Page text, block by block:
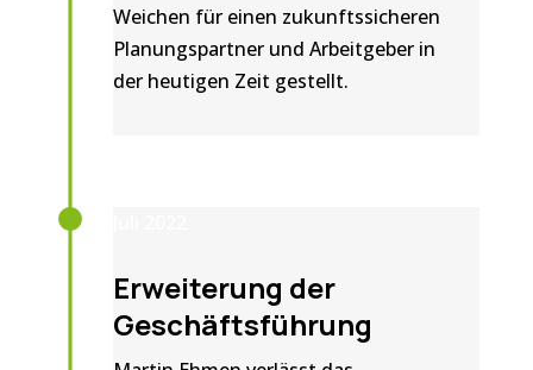
Weichen für einen zukunftssicheren
Planungspartner und Arbeitgeber in
der heutigen Zeit gestellt.
Erweiterung der
Geschäftsführung